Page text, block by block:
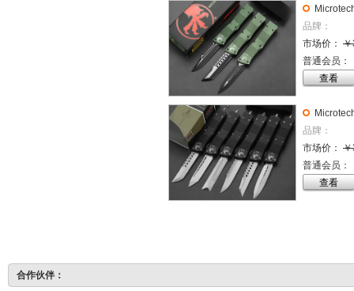
刃】
品牌：
市场价：
普通会员：
查看
刃】
品牌：
市场价：
普通会员：
查看
合作伙伴：